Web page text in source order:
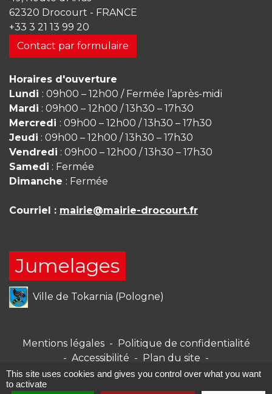
62320 Drocourt - FRANCE
+33 3 21 13 99 20
Contact par formulaire
Horaires d'ouverture
Lundi : 09h00 – 12h00 / Fermée l’après-midi
Mardi : 09h00 – 12h00 / 13h30 – 17h30
Mercredi : 09h00 – 12h00 / 13h30 – 17h30
Jeudi : 09h00 – 12h00 / 13h30 – 17h30
Vendredi : 09h00 – 12h00 / 13h30 – 17h30
Samedi : Fermée
Dimanche : Fermée
Courriel : mairie@mairie-drocourt.fr
Jumelages
Ville de Tokarnia (Pologne)
Mentions légales - Politique de confidentialité
- Accessibilité - Plan du site -
Gestion des cookies
This site uses cookies and gives you control over what you want
to activate